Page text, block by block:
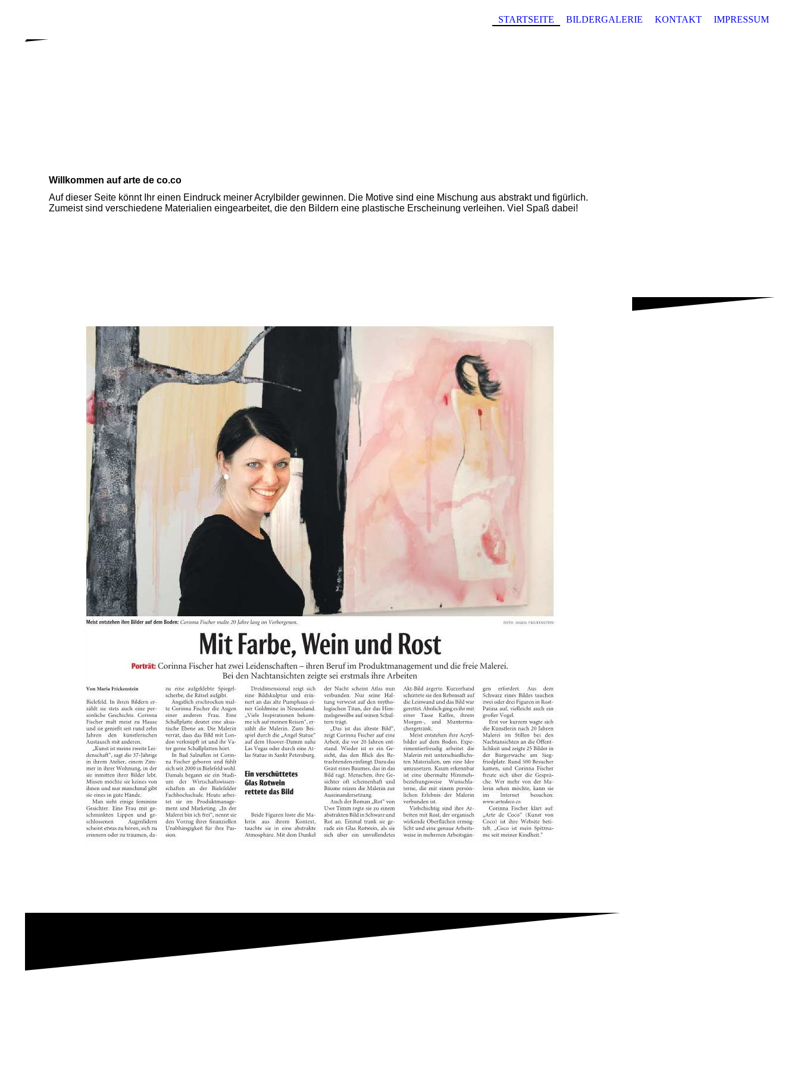
STARTSEITE BILDERGALERIE KONTAKT IMPRESSUM
Willkommen auf arte de co.co
Auf dieser Seite könnt Ihr einen Eindruck meiner Acrylbilder gewinnen. Die Motive sind eine Mischung aus abstrakt und figürlich.
Zumeist sind verschiedene Materialien eingearbeitet, die den Bildern eine plastische Erscheinung verleihen. Viel Spaß dabei!